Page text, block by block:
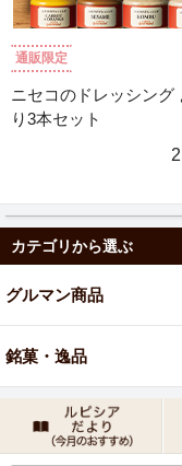
通販限定
ニセコのドレッシング
り3本セット
カテゴリから選ぶ
グルマン商品
銘菓・逸品